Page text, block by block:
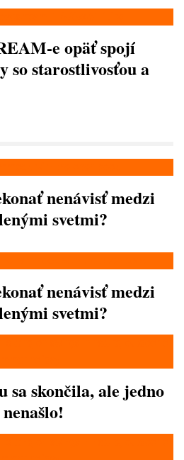
e opäť spojí
so starostlivosťou a
nenávisť medzi
svetmi?
nenávisť medzi
svetmi?
sa skončila, ale jedno